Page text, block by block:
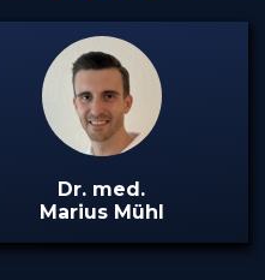
Dr. med.
Marius Mühl